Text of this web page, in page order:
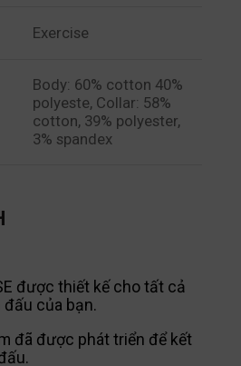
Exercise
Body: 60% cotton 40%
polyeste, Collar: 58%
cotton, 39% polyester,
3% spandex
được thiết kế cho tất cả
của bạn.
đã được phát triển để kết